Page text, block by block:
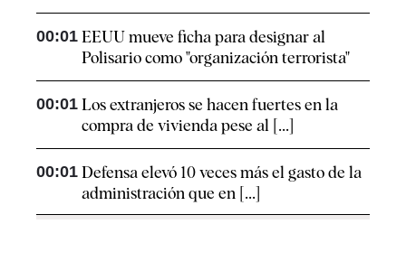
00:01 EEUU mueve ficha para designar al
Polisario como "organización terrorista"
00:01 Los extranjeros se hacen fuertes en la
compra de vivienda pese al [...]
00:01 Defensa elevó 10 veces más el gasto de la
administración que en [...]